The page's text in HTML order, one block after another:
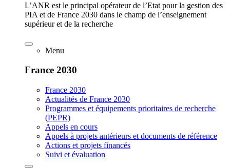
L’ANR est le principal opérateur de l’Etat pour la gestion des
PIA et de France 2030 dans le champ de l’enseignement
supérieur et de la recherche
Menu
France 2030
France 2030
Actualités de France 2030
Programmes et équipements prioritaires de recherche
(PEPR)
Appels en cours
Appels à projets antérieurs et documents de référence
Actions et projets financés
Suivi et évaluation